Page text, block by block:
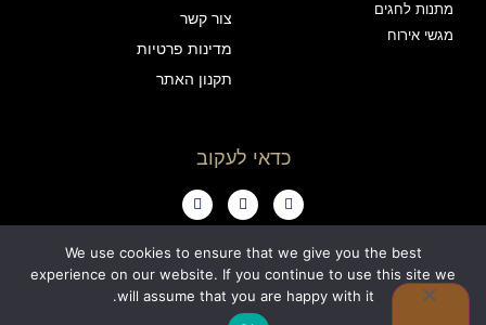
מתנות לחגים
מגשי אירוח
צור קשר
מדינות פרטיות
תקנון האתר
כדאי לעקוב
כל הזכויות שמורות ויין אנד פרינדז בע"מ
0
We use cookies to ensure that we give you the best
experience on our website. If you continue to use this site we
will assume that you are happy with it.